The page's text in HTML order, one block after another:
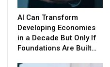
AI Can Transform
Developing Economies
in a Decade But Only If
Foundations Are Built…